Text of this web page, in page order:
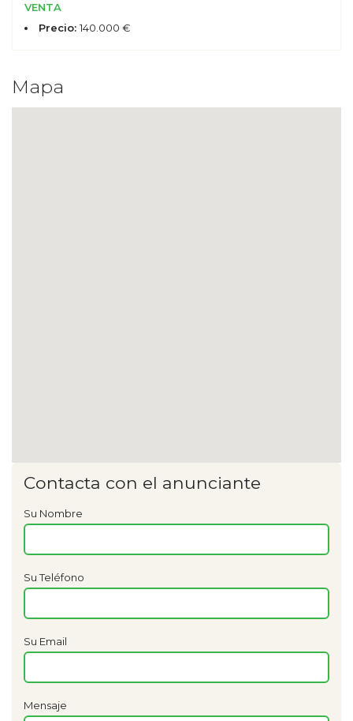
VENTA
Precio: 140.000 €
Mapa
Contacta con el anunciante
Su Nombre
Su Teléfono
Su Email
Mensaje